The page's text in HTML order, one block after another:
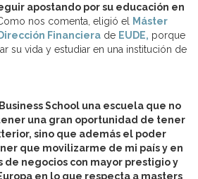
apostando por su educación en
nos comenta, eligió el
Máster
Financiera de EUDE, porque
su vida y estudiar en una institución de
School una escuela que no
una gran oportunidad de tener
sino que además el poder
que movilizarme de mi país y en
de negocios con mayor prestigio y
en lo que respecta a masters